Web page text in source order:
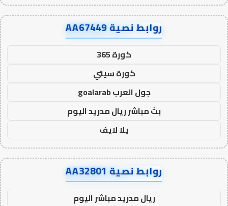
روابط نصية AA67449
كورة 365
كورة سيتي
جول العرب goalarab
بث مباشر ريال مدريد اليوم
يلا لايف
روابط نصية AA32801
ريال مدريد مباشر اليوم